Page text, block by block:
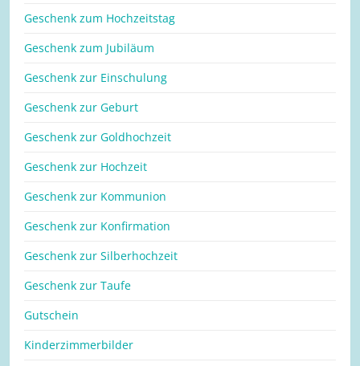
Geschenk zum Hochzeitstag
Geschenk zum Jubiläum
Geschenk zur Einschulung
Geschenk zur Geburt
Geschenk zur Goldhochzeit
Geschenk zur Hochzeit
Geschenk zur Kommunion
Geschenk zur Konfirmation
Geschenk zur Silberhochzeit
Geschenk zur Taufe
Gutschein
Kinderzimmerbilder